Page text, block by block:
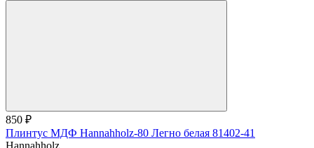
850 ₽
Плинтус МДФ Hannahholz-80 Легно белая 81402-41
Hannahholz